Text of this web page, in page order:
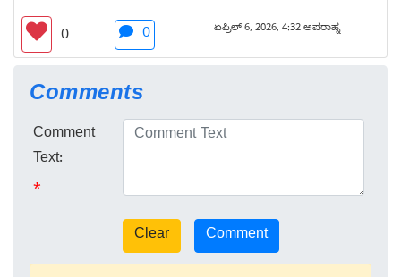
0 0 ಏಪ್ರಿಲ್ 6, 2026, 4:32 ಅಪರಾಹ್ನ
Comments
Comment
Text:
*